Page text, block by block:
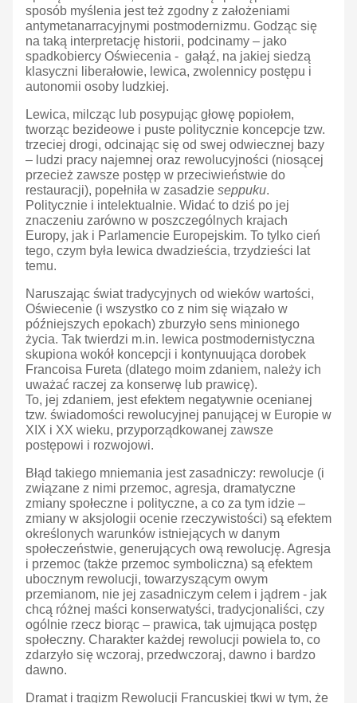
sposób myślenia jest też zgodny z założeniami
antymetanarracyjnymi postmodernizmu. Godząc się
na taką interpretację historii, podcinamy – jako
spadkobiercy Oświecenia - gałąź, na jakiej siedzą
klasyczni liberałowie, lewica, zwolennicy postępu i
autonomii osoby ludzkiej.
Lewica, milcząc lub posypując głowę popiołem,
tworząc bezideowe i puste politycznie koncepcje tzw.
trzeciej drogi, odcinając się od swej odwiecznej bazy
– ludzi pracy najemnej oraz rewolucyjności (niosącej
przecież zawsze postęp w przeciwieństwie do
restauracji), popełniła w zasadzie seppuku.
Politycznie i intelektualnie. Widać to dziś po jej
znaczeniu zarówno w poszczególnych krajach
Europy, jak i Parlamencie Europejskim. To tylko cień
tego, czym była lewica dwadzieścia, trzydzieści lat
temu.
Naruszając świat tradycyjnych od wieków wartości,
Oświecenie (i wszystko co z nim się wiązało w
późniejszych epokach) zburzyło sens minionego
życia. Tak twierdzi m.in. lewica postmodernistyczna
skupiona wokół koncepcji i kontynuująca dorobek
Francoisa Fureta (dlatego moim zdaniem, należy ich
uważać raczej za konserwę lub prawicę).
To, jej zdaniem, jest efektem negatywnie ocenianej
tzw. świadomości rewolucyjnej panującej w Europie w
XIX i XX wieku, przyporządkowanej zawsze
postępowi i rozwojowi.
Błąd takiego mniemania jest zasadniczy: rewolucje (i
związane z nimi przemoc, agresja, dramatyczne
zmiany społeczne i polityczne, a co za tym idzie –
zmiany w aksjologii ocenie rzeczywistości) są efektem
określonych warunków istniejących w danym
społeczeństwie, generujących ową rewolucję. Agresja
i przemoc (także przemoc symboliczna) są efektem
ubocznym rewolucji, towarzyszącym owym
przemianom, nie jej zasadniczym celem i jądrem - jak
chcą różnej maści konserwatyści, tradycjonaliści, czy
ogólnie rzecz biorąc – prawica, tak ujmująca postęp
społeczny. Charakter każdej rewolucji powiela to, co
zdarzyło się wczoraj, przedwczoraj, dawno i bardzo
dawno.
Dramat i tragizm Rewolucji Francuskiej tkwi w tym, że